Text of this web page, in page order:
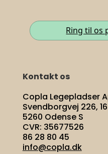
Ring til os
Kontakt os
Copla Legepladser
Svendborgvej 226, 16
5260 Odense S
CVR: 35677526
86 28 80 45
info@copla.dk